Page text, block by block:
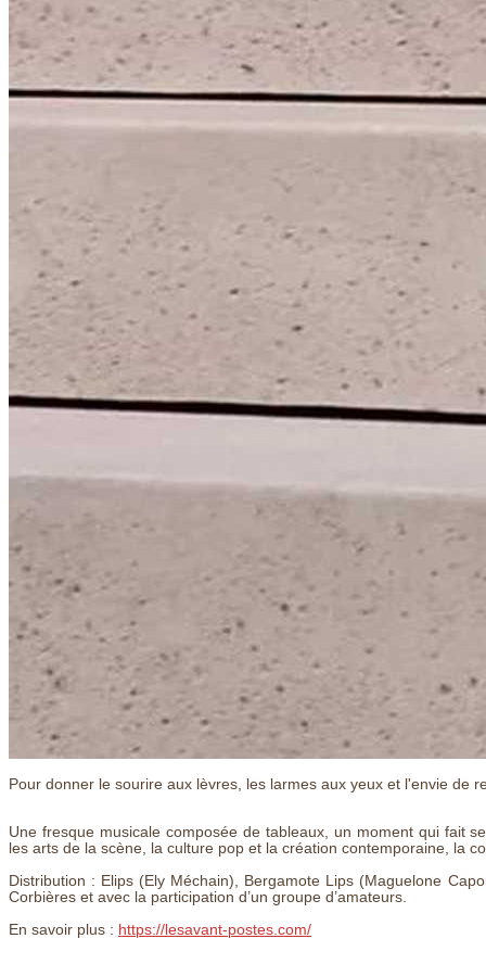
Pour donner le sourire aux lèvres, les larmes aux yeux et l'envie de
Une fresque musicale composée de tableaux, un moment qui fait
les arts de la scène, la culture pop et la création contemporaine, la
Distribution : Elips (Ely Méchain), Bergamote Lips (Maguelone
Corbières et avec la participation d’un groupe d’amateurs.
En savoir plus : https://lesavant-postes.com/